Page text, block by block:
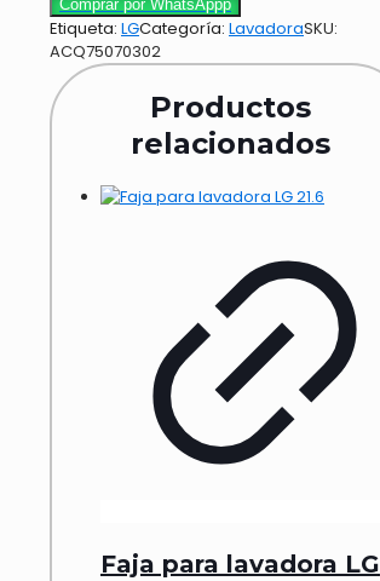
Comprar por WhatsAppp
Etiqueta: LGCategoría: LavadoraSKU:
ACQ75070302
Productos
relacionados
Faja para lavadora LG